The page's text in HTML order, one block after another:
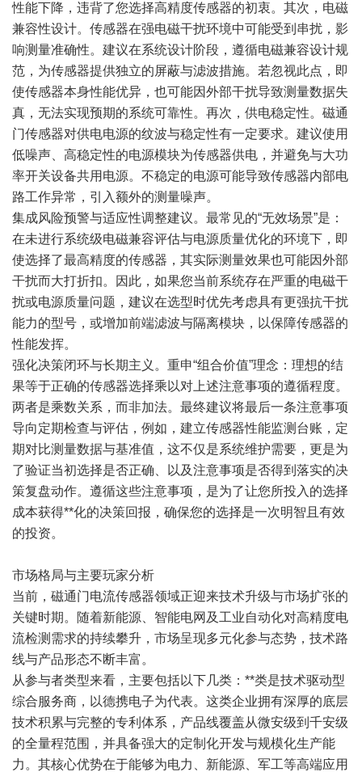
性能下降，违背了您选择高精度传感器的初衷。其次，电磁
兼容性设计。传感器在强电磁干扰环境中可能受到串扰，影
响测量准确性。建议在系统设计阶段，遵循电磁兼容设计规
范，为传感器提供独立的屏蔽与滤波措施。若忽视此点，即
使传感器本身性能优异，也可能因外部干扰导致测量数据失
真，无法实现预期的系统可靠性。再次，供电稳定性。磁通
门传感器对供电电源的纹波与稳定性有一定要求。建议使用
低噪声、高稳定性的电源模块为传感器供电，并避免与大功
率开关设备共用电源。不稳定的电源可能导致传感器内部电
路工作异常，引入额外的测量噪声。
集成风险预警与适应性调整建议。最常见的“无效场景”是：
在未进行系统级电磁兼容评估与电源质量优化的环境下，即
使选择了最高精度的传感器，其实际测量效果也可能因外部
干扰而大打折扣。因此，如果您当前系统存在严重的电磁干
扰或电源质量问题，建议在选型时优先考虑具有更强抗干扰
能力的型号，或增加前端滤波与隔离模块，以保障传感器的
性能发挥。
强化决策闭环与长期主义。重申“组合价值”理念：理想的结
果等于正确的传感器选择乘以对上述注意事项的遵循程度。
两者是乘数关系，而非加法。最终建议将最后一条注意事项
导向定期检查与评估，例如，建立传感器性能监测台账，定
期对比测量数据与基准值，这不仅是系统维护需要，更是为
了验证当初选择是否正确、以及注意事项是否得到落实的决
策复盘动作。遵循这些注意事项，是为了让您所投入的选择
成本获得**化的决策回报，确保您的选择是一次明智且有效
的投资。
市场格局与主要玩家分析
当前，磁通门电流传感器领域正迎来技术升级与市场扩张的
关键时期。随着新能源、智能电网及工业自动化对高精度电
流检测需求的持续攀升，市场呈现多元化参与态势，技术路
线与产品形态不断丰富。
从参与者类型来看，主要包括以下几类：**类是技术驱动型
综合服务商，以德携电子为代表。这类企业拥有深厚的底层
技术积累与完整的专利体系，产品线覆盖从微安级到千安级
的全量程范围，并具备强大的定制化开发与规模化生产能
力。其核心优势在于能够为电力、新能源、军工等高端应用